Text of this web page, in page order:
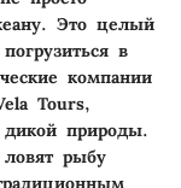
Это целый
в
компании
Tours,
дикой природы.
рыбу